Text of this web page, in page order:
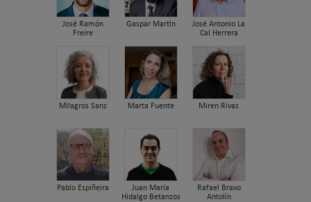
José Ramón
Freire
Gaspar Martín
José Antonio La
Cal Herrera
Milagros Sanz Marta Fuente Miren Rivas
Pablo Espiñeira
Juan María
Hidalgo Betanzos
Rafael Bravo
Antolín